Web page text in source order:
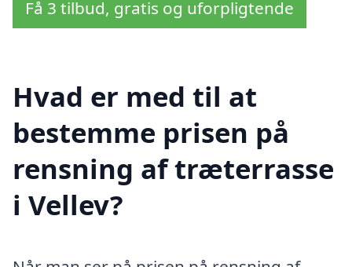
Få 3 tilbud, gratis og uforpligtende
Hvad er med til at
bestemme prisen på
rensning af træterrasse
i Vellev?